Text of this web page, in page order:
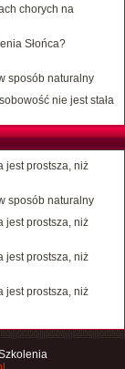
chorych na
Słońca?
sposób naturalny
nie jest stała
jest prostsza, niż
sposób naturalny
jest prostsza, niż
jest prostsza, niż
jest prostsza, niż